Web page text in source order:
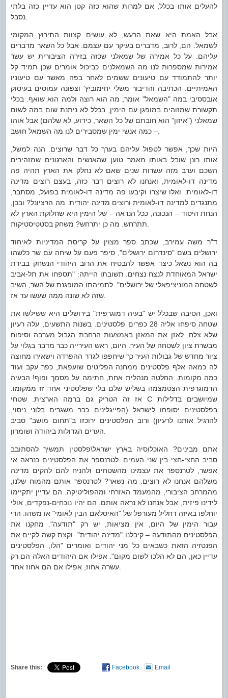
להעלים אותו בכלל, אם למרות שהוא כזה קטן הוא עדיין כזה בלתי
אבל האמת היא שאת הרעש, לא עושים קצוות התירוץ המקומי
לשמאל. הם, לרוב, מדברים בעיקר עם עצמם. אבל כל השאר מדברים
עליהם. על כל אמירה של שמאלני שכזה בזירה הציבורית יש עשר
אמירות שמספרות לנו מה השמאלנים כביכול אומרים שכן תמיד קל
יותר להתמודד עם טיעונים ששמים לאחר בפה מאשר עם טיעוניו
האמיתיים. הכתיבה והדיבור משלי יחימוביץ' וצפונה עמוסים בעיסוק
אובססיבי במה "השמאל" אומר, מה הוא רוצה ולמה הוא שואף. בכלי
תקשורת שמזוהים במופגן עם הימין, בכלל לא ניתנת שום במה לשום
שמאלני ("איזון" הוא חובתם של כל השאר, כידוע, לא שלהם) אבל אוהו
היות שכך, אפשר לטפול עליהם בערך כל דבר שרוצים. הנה למשל,
אותו רונן שובל באותו מאמר טוען שהאנשים והארגונים שמזהירים
השכם וערב מזה עשרות שנים שאם לא נחלק את הארץ תהיה פה
מדינה דו-לאומית, ואנחנו לא רוצים דבר כזה, בעצם רוצים מדינה
דו-לאומית. ואלו שיצרו וקיבעו פה מדינה דו-לאומית בפועל, מסתבר,
מתנגדים למדינה דו-לאומית ורוצים מדינה יהודית. מה הרציונל? ובכן,
הנחת היסוד – הנכונה, ככל הנראה – של הימין היא שחלוקת הארץ לא
ד"ר משה עמירב, שכתב ספר מצוין על קריסת המדיניות לאיחוד
ירושלים בשם "סינדרום ירושלים", סיפר פעם על שיחה עם שר כלשהו
בה הוא נשאל כיצד אפשר להבטיח את הרוב היהודי הנשחק בבירת
ישראל המאוחדת לנצח נצחים. תשובתו הייתה: "תספחו את תל-אביב
לשטחה המוניציפאלי של ירושלים". לתמיהתו המופגנת של השר, השיב
ואכן, הסיבה שבכלל יש "בעיה דמוגרפית" בירושלים היא ששילשו את
שטחה סיפחו אליה 28 כפרים פלסטינים. בשנות התשעים, עלה רעיון
שלא צלח, לאזן את המאזן באמצעות הרחבת הגבול מערבה וסיפוח
מבשרת ציון לשטחה של העיר. היום, ראש העירייה כבר מדבר בגלוי על
ציור מחדש של גבולות העיר כך שיחפפו לגדר ההפרדה וישאירו מחוצה
לה כמאה אלף פלסטינים ממחנה הפליטים שועפאת, כפר עקב ועוד
כמה מקומות. החלטה מנהלית אחת, חתימה על מסמך ופוף! הבעיה
הדמוגרפית הצטמצמה בשליש שלם בלי שפלסטיני אחד זז ממקומו.
C
שמיושבים בדלילות
בפלסטינים יסופחו לישראל (הפייגלינים כבר משגרים בלוני ניסוי,
להרגיל אותנו לרעיון) ורוב הפלסטינים ירוכזו ב"תחום מושב" סביב
אתם מבינים? האוכלוסיה בארץ ישראל\פלסטין תמשיך להסתובב
סביב החצי-חצי בין שני העמים. לטרנספר את הפלסטינים כנראה אי
אפשר, לטרנספר את עצמינו מהשטחים ולהניח להם להקים מדינה
משלהם אנחנו לא רוצים. מה נשאר? לטרנספר אותם מהמוח שלנו,
מהמרחב הציבורי, מהמעמד האזרחי ומהפוליטיקה. הם עדיין יתקיימו
לידינו פיזית, אבל אנחנו לא נראה אותם. הם יהיו נוכחים-נפקדים, אולי
יוחלפו באיזה דחליל מעורפל של "האיסלאם הבין לאומי" או משהו. הרי
עבור הימין של היום, אין מציאות, יש רק "תודעה". מחקנו את
הפלסטינים מהתודעה – קיבלנו "מדינה יהודית". וקצת קשה לקיים את
הפנטזיה הזאת כשבאים כל מני יהודים ואומרים "הלו, הפלסטינים
עדיין כאן, הם לא הלכו לשום מקום". אפילו אם היהודים האלה הם רק
Share this: Facebook Email